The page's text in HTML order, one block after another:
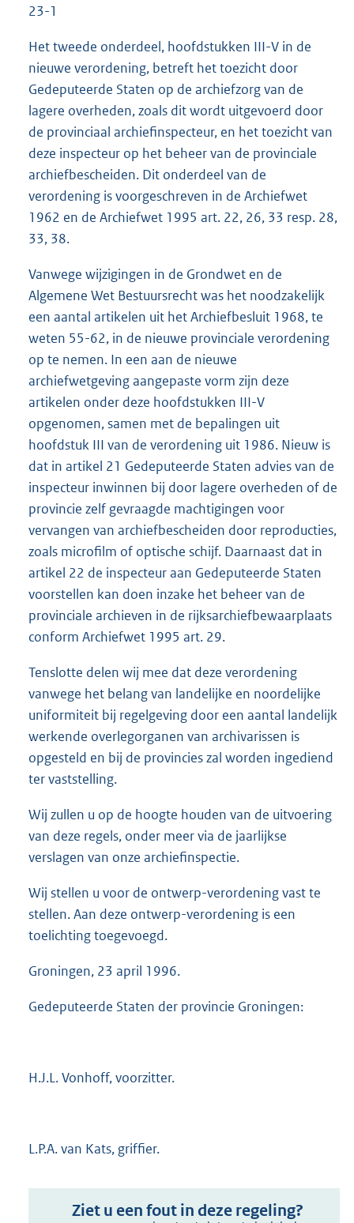
23-1
Het tweede onderdeel, hoofdstukken III-V in de
nieuwe verordening, betreft het toezicht door
Gedeputeerde Staten op de archiefzorg van de
lagere overheden, zoals dit wordt uitgevoerd door
de provinciaal archiefinspecteur, en het toezicht van
deze inspecteur op het beheer van de provinciale
archiefbescheiden. Dit onderdeel van de
verordening is voorgeschreven in de Archiefwet
1962 en de Archiefwet 1995 art. 22, 26, 33 resp. 28,
33, 38.
Vanwege wijzigingen in de Grondwet en de
Algemene Wet Bestuursrecht was het noodzakelijk
een aantal artikelen uit het Archiefbesluit 1968, te
weten 55-62, in de nieuwe provinciale verordening
op te nemen. In een aan de nieuwe
archiefwetgeving aangepaste vorm zijn deze
artikelen onder deze hoofdstukken III-V
opgenomen, samen met de bepalingen uit
hoofdstuk III van de verordening uit 1986. Nieuw is
dat in artikel 21 Gedeputeerde Staten advies van de
inspecteur inwinnen bij door lagere overheden of de
provincie zelf gevraagde machtigingen voor
vervangen van archiefbescheiden door reproducties,
zoals microfilm of optische schijf. Daarnaast dat in
artikel 22 de inspecteur aan Gedeputeerde Staten
voorstellen kan doen inzake het beheer van de
provinciale archieven in de rijksarchiefbewaarplaats
conform Archiefwet 1995 art. 29.
Tenslotte delen wij mee dat deze verordening
vanwege het belang van landelijke en noordelijke
uniformiteit bij regelgeving door een aantal landelijk
werkende overlegorganen van archivarissen is
opgesteld en bij de provincies zal worden ingediend
ter vaststelling.
Wij zullen u op de hoogte houden van de uitvoering
van deze regels, onder meer via de jaarlijkse
verslagen van onze archiefinspectie.
Wij stellen u voor de ontwerp-verordening vast te
stellen. Aan deze ontwerp-verordening is een
toelichting toegevoegd.
Groningen, 23 april 1996.
Gedeputeerde Staten der provincie Groningen:
H.J.L. Vonhoff, voorzitter.
L.P.A. van Kats, griffier.
Ziet u een fout in deze regeling?